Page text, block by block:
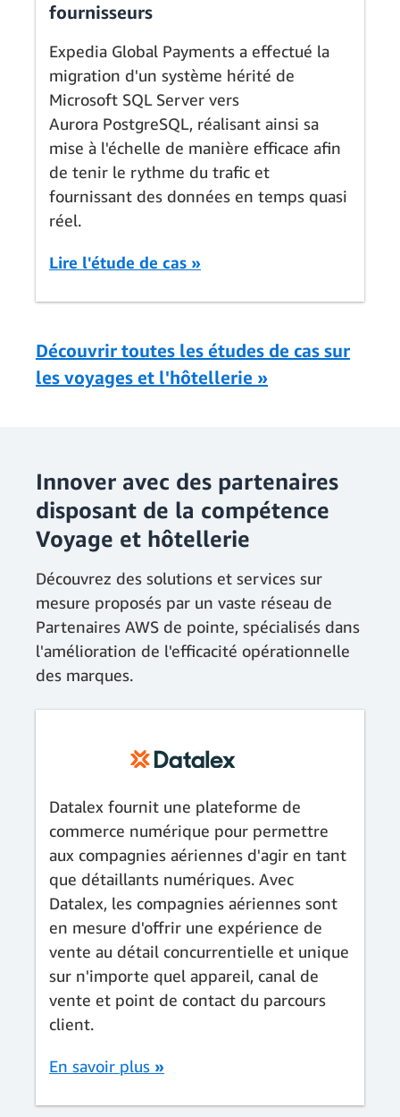
fournisseurs
Expedia Global Payments a effectué la
migration d'un système hérité de
Microsoft SQL Server vers
Aurora PostgreSQL, réalisant ainsi sa
mise à l'échelle de manière efficace afin
de tenir le rythme du trafic et
fournissant des données en temps quasi
réel.
Lire l'étude de cas »
Découvrir toutes les études de cas sur
les voyages et l'hôtellerie »
Innover avec des partenaires
disposant de la compétence
Voyage et hôtellerie
Découvrez des solutions et services sur
mesure proposés par un vaste réseau de
Partenaires AWS de pointe, spécialisés dans
l'amélioration de l'efficacité opérationnelle
des marques.
Datalex fournit une plateforme de
commerce numérique pour permettre
aux compagnies aériennes d'agir en tant
que détaillants numériques. Avec
Datalex, les compagnies aériennes sont
en mesure d'offrir une expérience de
vente au détail concurrentielle et unique
sur n'importe quel appareil, canal de
vente et point de contact du parcours
client.
En savoir plus »